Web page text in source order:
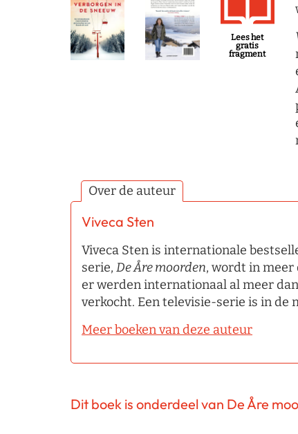
Lees het
gratis
fragment
Over de auteur
Viveca Sten
Viveca Sten is internationale
serie, De Åre moorden, wordt in meer
er werden internationaal al meer
verkocht. Een televisie-serie is in de
Meer boeken van deze auteur
Dit boek is onderdeel van De Åre